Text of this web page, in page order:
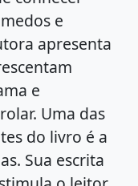
e
apresenta
e
Uma das
do livro é a
Sua escrita